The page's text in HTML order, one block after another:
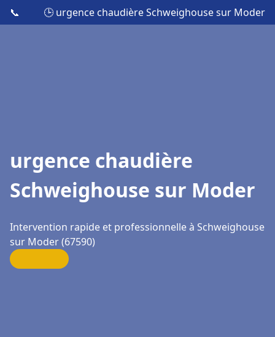
📞 🕒 urgence chaudière Schweighouse sur Moder
urgence chaudière
Schweighouse sur Moder
Intervention rapide et professionnelle à Schweighouse
sur Moder (67590)